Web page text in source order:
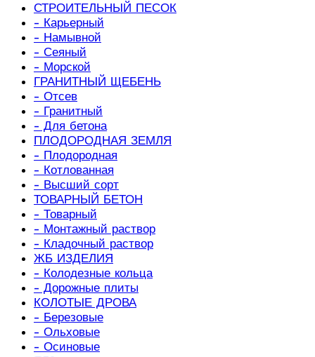
СТРОИТЕЛЬНЫЙ ПЕСОК
- Карьерный
- Намывной
- Сеяный
- Морской
ГРАНИТНЫЙ ЩЕБЕНЬ
- Отсев
- Гранитный
- Для бетона
ПЛОДОРОДНАЯ ЗЕМЛЯ
- Плодородная
- Котлованная
- Высший сорт
ТОВАРНЫЙ БЕТОН
- Товарный
- Монтажный раствор
- Кладочный раствор
ЖБ ИЗДЕЛИЯ
- Колодезные кольца
- Дорожные плиты
КОЛОТЫЕ ДРОВА
- Березовые
- Ольховые
- Осиновые